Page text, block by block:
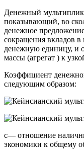
Денежный
показывающий, во
денежное
сокращения вкладов
денежную единицу, и
массы (агрегат ) к
Коэффициент
следующим образом:
с— отношение
экономики к общему